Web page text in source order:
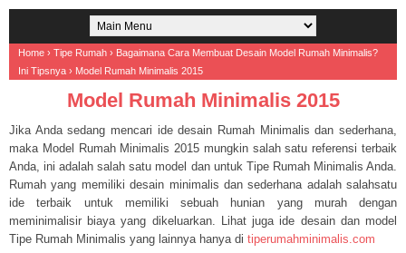
Home › Tipe Rumah › Bagaimana Cara Membuat Desain Model Rumah Minimalis?
Ini Tipsnya › Model Rumah Minimalis 2015
Model Rumah Minimalis 2015
Jika Anda sedang mencari ide desain Rumah Minimalis dan sederhana,
maka Model Rumah Minimalis 2015 mungkin salah satu referensi terbaik
Anda, ini adalah salah satu model dan untuk Tipe Rumah Minimalis Anda.
Rumah yang memiliki desain minimalis dan sederhana adalah salahsatu
ide terbaik untuk memiliki sebuah hunian yang murah dengan
meminimalisir biaya yang dikeluarkan. Lihat juga ide desain dan model
Tipe Rumah Minimalis yang lainnya hanya di tiperumahminimalis.com